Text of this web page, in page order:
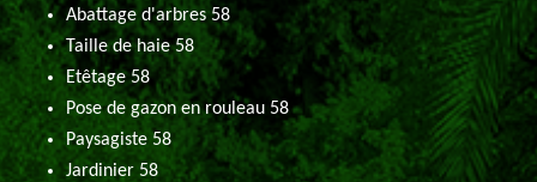
Abattage d'arbres 58
Taille de haie 58
Etêtage 58
Pose de gazon en rouleau 58
Paysagiste 58
Jardinier 58